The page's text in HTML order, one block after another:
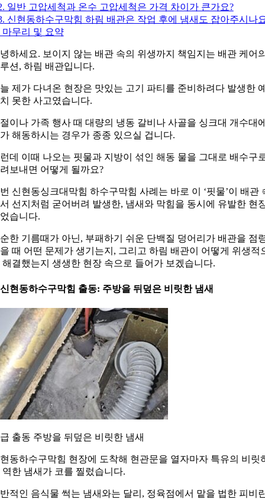
일반 고압세척과 온수 고압세척은 가격 차이가 큰가요?
신현동하수구막힘 하림 배관은 작업 후에 냄새도 잡아주시나
마무리 및 요약
하세요. 보이지 않는 배관 속의 위생까지 책임지는 배관 케어
션, 하림 배관입니다.
제가 다녀온 현장은 맛있는 고기 파티를 준비하려다 발생한
못한 사고였습니다.
이나 가족 행사 때 대량의 냉동 갈비나 사골을 싱크대 개수대
해동하시는 경우가 종종 있으실 겁니다.
데 이때 나오는 핏물과 지방이 섞인 해동 물을 그대로 배수구
보내면 어떻게 될까요?
신현동싱크대막힘 하수구막힘 사례는 바로 이 ‘핏물’이 배관
선지처럼 굳어버려 발생한, 냄새와 막힘을 동시에 유발한 현
습니다.
한 기름때가 아닌, 부패하기 쉬운 단백질 덩어리가 배관을 점
때 어떤 문제가 생기는지, 그리고 하림 배관이 어떻게 위생적
해결했는지 생생한 현장 속으로 들어가 보겠습니다.
현동하수구막힘 출동: 주방을 뒤덮은 비릿한 냄새
출동 주방을 뒤덮은 비릿한 냄새
동하수구막힘 현장에 도착해 현관문을 열자마자 특유의 비릿
역한 냄새가 코를 찔렀습니다.
적인 음식물 썩는 냄새와는 달리, 정육점에서 맡을 법한 피비